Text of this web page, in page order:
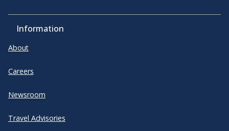
Information
About
Careers
Newsroom
Travel Advisories